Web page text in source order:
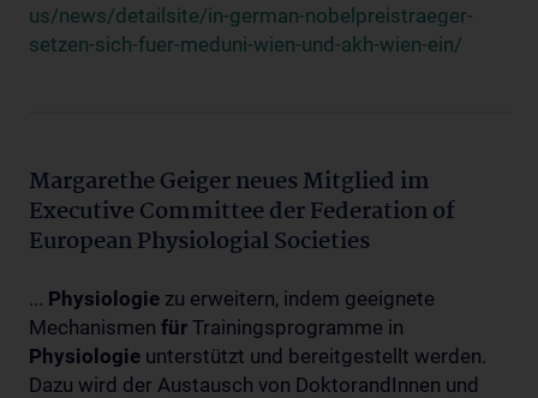
us/news/detailsite/in-german-nobelpreistraeger-
setzen-sich-fuer-meduni-wien-und-akh-wien-ein/
Margarethe Geiger neues Mitglied im
Executive Committee der Federation of
European Physiologial Societies
... Physiologie zu erweitern, indem geeignete
Mechanismen für Trainingsprogramme in
Physiologie unterstützt und bereitgestellt werden.
Dazu wird der Austausch von DoktorandInnen und